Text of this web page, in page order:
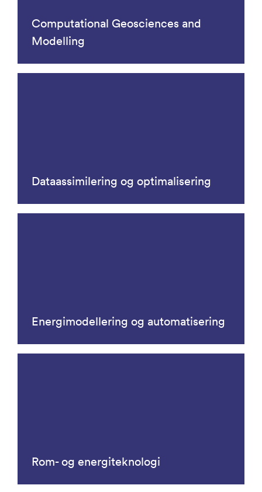
Computational Geosciences and
Modelling
Dataassimilering og optimalisering
Energimodellering og automatisering
Rom- og energiteknologi